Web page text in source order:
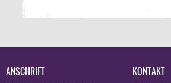
ANSCHRIFT
KONTAKT